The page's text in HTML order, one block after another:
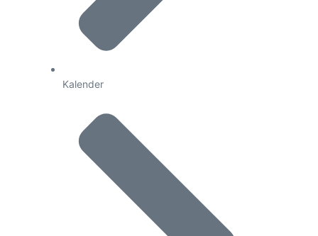
Kalender